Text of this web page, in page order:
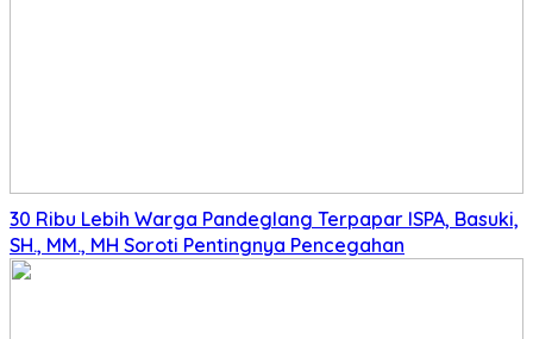
30 Ribu Lebih Warga Pandeglang Terpapar ISPA, Basuki,
SH., MM., MH Soroti Pentingnya Pencegahan